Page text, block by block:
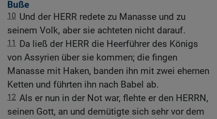
Buße
10 Und der HERR redete zu Manasse und zu
seinem Volk, aber sie achteten nicht darauf.
11
Da ließ der HERR die Heerführer des Königs
von Assyrien über sie kommen; die fingen
Manasse mit Haken, banden ihn mit zwei ehernen
Ketten und führten ihn nach Babel ab.
12 Als er nun in der Not war, flehte er den HERRN,
seinen Gott, an und demütigte sich sehr vor dem